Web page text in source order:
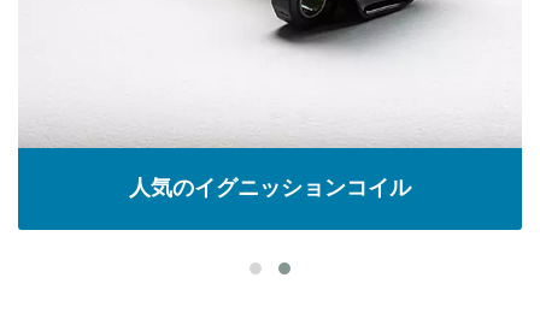
人気のイグニッションコイル